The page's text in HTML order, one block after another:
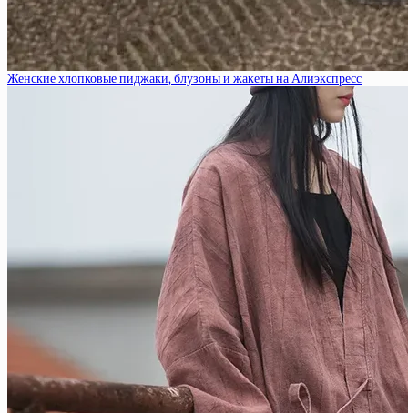
Женские хлопковые пиджаки, блузоны и жакеты на Алиэкспресс